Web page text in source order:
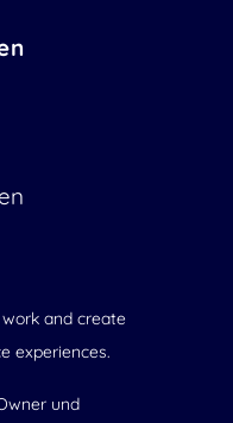
and create
experiences.
und